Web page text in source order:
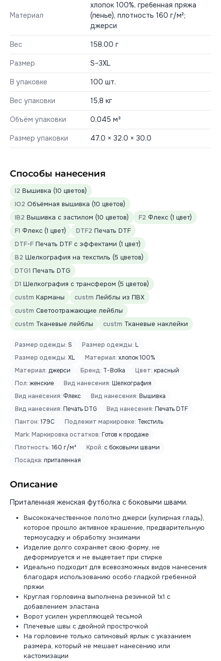
Материал
хлопок 100%, гребенная пряжа
(пенье), плотность 160 г/м²;
джерси
Вес 158.00 г
Размер S–3XL
В упаковке 100 шт.
Вес упаковки 15,8 кг
Объём упаковки 0,045 м³
Размер упаковки 47.0 × 32.0 × 30.0
Способы нанесения
I2 Вышивка (10 цветов)
IO2 Объёмная вышивка (10 цветов)
IB2 Вышивка с застилом (10 цветов) F2 Флекс (1 цвет)
F1 Флекс (1 цвет) DTF2 Печать DTF
DTF-F Печать DTF с эффектами (1 цвет)
B2 Шелкография на текстиль (5 цветов)
DTG1 Печать DTG
D1 Шелкография с трансфером (5 цветов)
custm Карманы custm Лейблы из ПВХ
custm Светоотражающие лейблы
custm Тканевые лейблы custm Тканевые наклейки
Размер одежды: S Размер одежды: L
Размер одежды: XL Материал: хлопок 100%
Материал: джерси Бренд: T-Bolka Цвет: красный
Пол: женские Вид нанесения: Шелкография
Вид нанесения: Флекс Вид нанесения: Вышивка
Вид нанесения: Печать DTG Вид нанесения: Печать DTF
Пантон: 179C Подлежит маркировке: Текстиль
Mark: Маркировка остатков: Готов к продаже
Плотность: 160 г/м² Крой: с боковыми швами
Посадка: приталенная
Описание
Приталенная женская футболка с боковыми швами.
Высококачественное полотно джерси (кулирная гладь),
которое прошло активное крашение, предварительную
термоусадку и обработку энзимами
Изделие долго сохраняет свою форму, не
деформируется и не выцветает при стирке
Идеально подходит для всевозможных видов нанесения
благодаря использованию особо гладкой гребенной
пряжи
Круглая горловина выполнена резинкой 1x1 с
добавлением эластана
Ворот усилен укрепляющей тесьмой
Плечевые швы с двойной прострочкой
На горловине только сатиновый ярлык с указанием
размера, который не мешает нанесению или
кастомизации